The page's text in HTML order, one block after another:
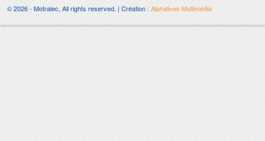
© 2026 - Motralec, All rights reserved. | Création :Alphalives Multimédia